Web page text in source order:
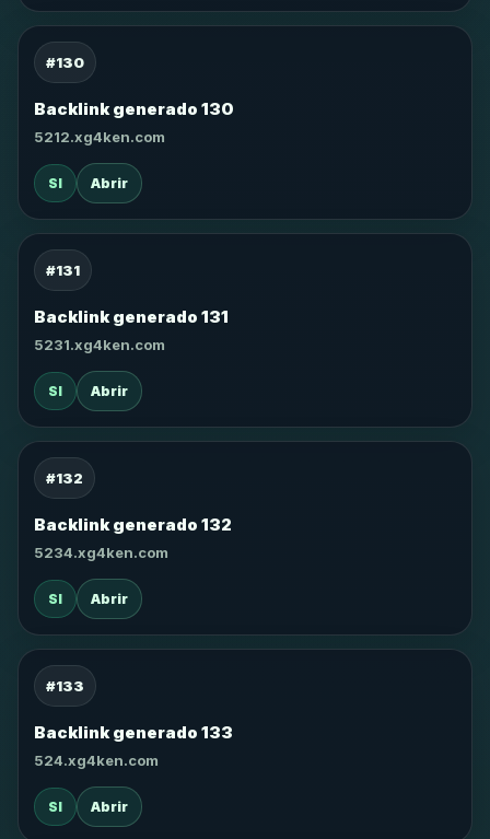
#130
Backlink generado 130
5212.xg4ken.com
SI Abrir
#131
Backlink generado 131
5231.xg4ken.com
SI Abrir
#132
Backlink generado 132
5234.xg4ken.com
SI Abrir
#133
Backlink generado 133
524.xg4ken.com
SI Abrir